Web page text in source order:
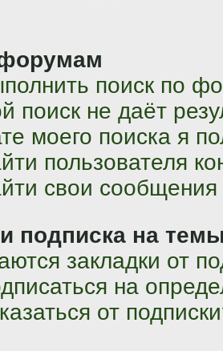
поиск по
поиск не даёт
моего поиска я
пользователя
свои
подписка на
закладки от
на
от